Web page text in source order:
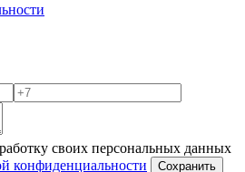
своих персональных данных
конфиденциальности